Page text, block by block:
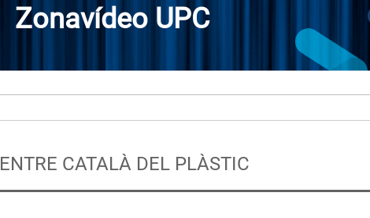
Zonavídeo UPC
CATALÀ DEL PLÀSTIC